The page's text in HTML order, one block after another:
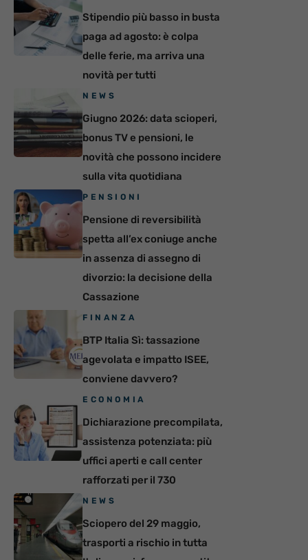
Stipendio più basso in busta
paga ad agosto: è colpa
delle ferie, ma arriva una
novità per tutti
NEWS
Giugno 2026: data scioperi,
bonus TV e pensioni, le
novità che possono incidere
sulla vita quotidiana
PENSIONI
Pensione di reversibilità
spetta all’ex coniuge anche
in assenza di assegno di
divorzio: la decisione della
Cassazione
FINANZA
BTP Italia Sì: tassazione
agevolata e impatto ISEE,
conviene davvero?
ECONOMIA
Dichiarazione precompilata,
assistenza potenziata: più
uffici aperti e call center
rafforzati per il 730
NEWS
Sciopero del 29 maggio,
trasporti a rischio in tutta